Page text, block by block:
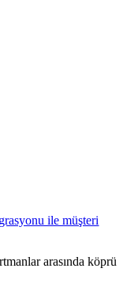
ile müşteri
arasında köprü